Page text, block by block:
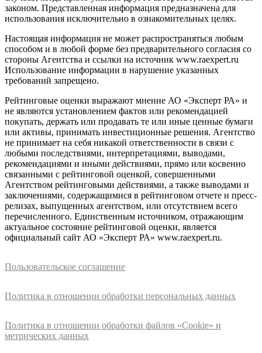
законом. Представленная информация предназначена для
использования исключительно в ознакомительных целях.
Настоящая информация не может распространяться любым
способом и в любой форме без предварительного согласия со
стороны Агентства и ссылки на источник www.raexpert.ru
Использование информации в нарушение указанных
требований запрещено.
Рейтинговые оценки выражают мнение АО «Эксперт РА» и
не являются установлением фактов или рекомендацией
покупать, держать или продавать те или иные ценные бумаги
или активы, принимать инвестиционные решения. Агентство
не принимает на себя никакой ответственности в связи с
любыми последствиями, интерпретациями, выводами,
рекомендациями и иными действиями, прямо или косвенно
связанными с рейтинговой оценкой, совершенными
Агентством рейтинговыми действиями, а также выводами и
заключениями, содержащимися в рейтинговом отчете и пресс-
релизах, выпущенных агентством, или отсутствием всего
перечисленного. Единственным источником, отражающим
актуальное состояние рейтинговой оценки, является
официальный сайт АО «Эксперт РА» www.raexpert.ru.
Пользовательское соглашение
Политика в отношении обработки персональных данных
Политика в отношении обработки файлов «Cookie» и
метрических данных